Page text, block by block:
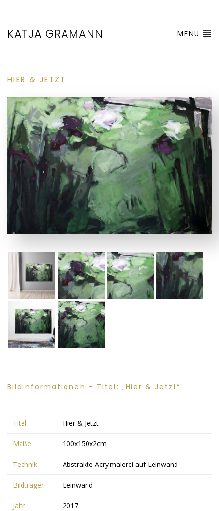
KATJA GRAMANN MENU
HIER & JETZT
Bildinformationen – Titel: „Hier & Jetzt“
Titel Hier & Jetzt
Maße 100x150x2cm
Technik Abstrakte Acrylmalerei auf Leinwand
Bildträger Leinwand
Jahr 2017